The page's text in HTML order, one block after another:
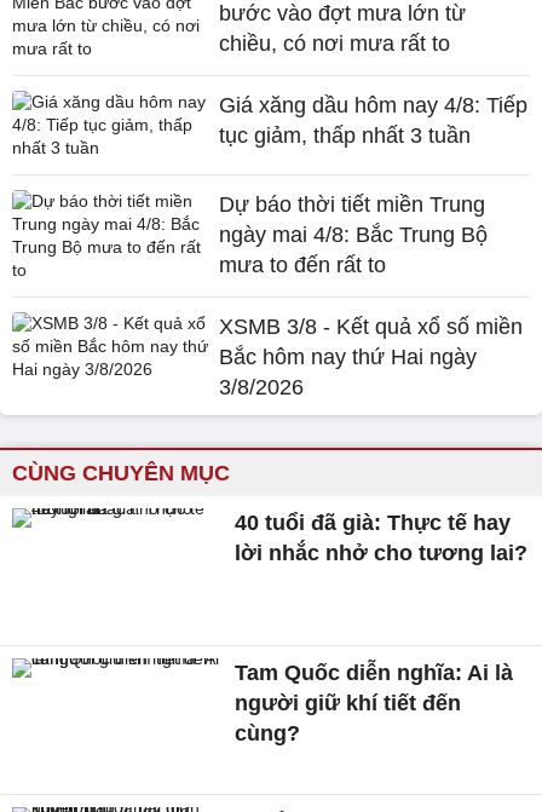
bước vào đợt mưa lớn từ
chiều, có nơi mưa rất to
Giá xăng dầu hôm nay 4/8: Tiếp
tục giảm, thấp nhất 3 tuần
Dự báo thời tiết miền Trung
ngày mai 4/8: Bắc Trung Bộ
mưa to đến rất to
XSMB 3/8 - Kết quả xổ số miền
Bắc hôm nay thứ Hai ngày
3/8/2026
CÙNG CHUYÊN MỤC
40 tuổi đã già: Thực tế hay
lời nhắc nhở cho tương lai?
Tam Quốc diễn nghĩa: Ai là
người giữ khí tiết đến
cùng?